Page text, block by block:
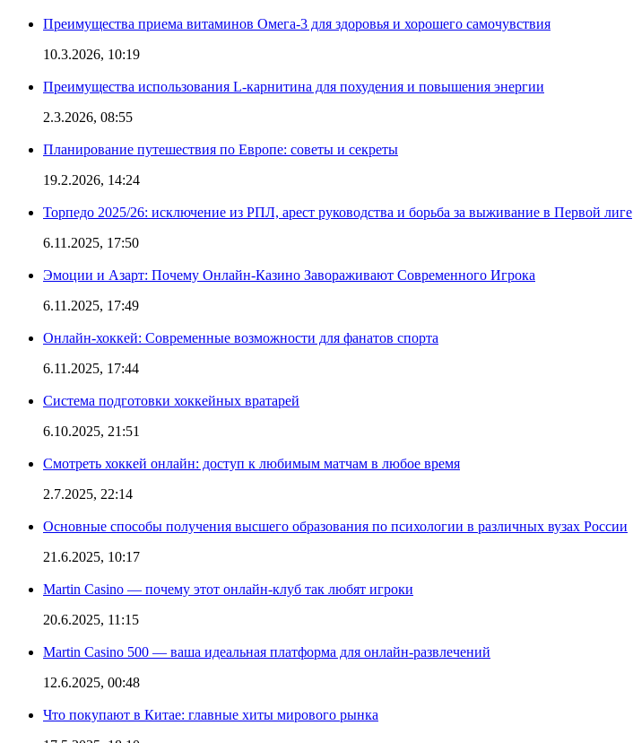
Преимущества приема витаминов Омега-3 для здоровья и хорошего самочувствия
10.3.2026, 10:19
Преимущества использования L-карнитина для похудения и повышения энергии
2.3.2026, 08:55
Планирование путешествия по Европе: советы и секреты
19.2.2026, 14:24
Торпедо 2025/26: исключение из РПЛ, арест руководства и борьба за выживание в Первой лиге
6.11.2025, 17:50
Эмоции и Азарт: Почему Онлайн-Казино Завораживают Современного Игрока
6.11.2025, 17:49
Онлайн-хоккей: Современные возможности для фанатов спорта
6.11.2025, 17:44
Система подготовки хоккейных вратарей
6.10.2025, 21:51
Смотреть хоккей онлайн: доступ к любимым матчам в любое время
2.7.2025, 22:14
Основные способы получения высшего образования по психологии в различных вузах России
21.6.2025, 10:17
Martin Casino — почему этот онлайн-клуб так любят игроки
20.6.2025, 11:15
Martin Casino 500 — ваша идеальная платформа для онлайн-развлечений
12.6.2025, 00:48
Что покупают в Китае: главные хиты мирового рынка